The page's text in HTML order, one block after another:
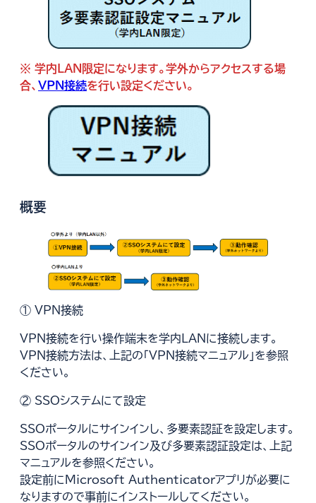
ウ
※ 学内LAN限定になります。学外からアクセスする場
合、 VPN接続
ウ
ィ
ン
く
を行い設定ください。
ン
ド
概要
① VPN接続
VPN接続を行い操作端末を学内LANに接続します。
VPN接続方法は、上記の「VPN接続マニュアル」を参照
ください。
② SSOシステムにて設定
SSOポータルにサインインし、多要素認証を設定します。
SSOポータルのサインイン及び多要素認証設定は、上記
マニュアルを参照ください。
設定前にMicrosoft Authenticatorアプリが必要に
なりますので事前にインストールしてください。